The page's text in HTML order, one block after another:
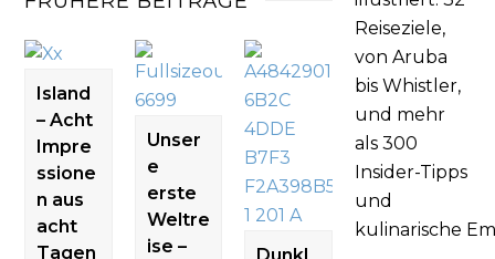
Island
– Acht
Impre
ssione
n aus
acht
Tagen
Unser
e
erste
Weltre
ise –
Reiseziele,
von Aruba
bis Whistler,
und mehr
als 300
Insider-Tipps
und
kulinarische